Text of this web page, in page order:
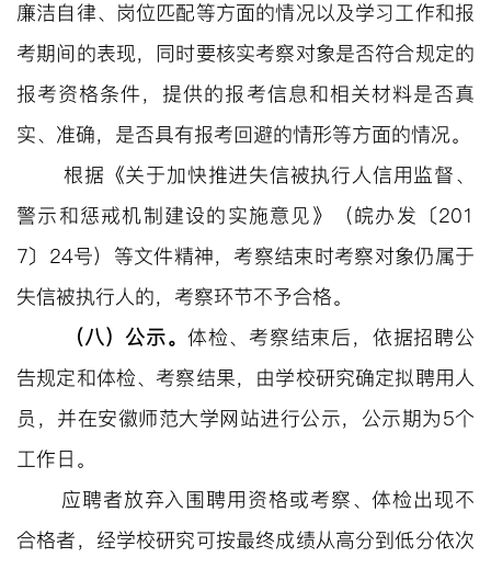
廉洁自律、岗位匹配等方面的情况以及学习工作和报
考期间的表现，同时要核实考察对象是否符合规定的
报考资格条件，提供的报考信息和相关材料是否真
实、准确，是否具有报考回避的情形等方面的情况。
根据《关于加快推进失信被执行人信用监督、
警示和惩戒机制建设的实施意见》（皖办发〔201
7〕24号）等文件精神，考察结束时考察对象仍属于
失信被执行人的，考察环节不予合格。
（八）公示。 体检、考察结束后，依据招聘公
告规定和体检、考察结果，由学校研究确定拟聘用人
员，并在安徽师范大学网站进行公示，公示期为5个
工作日。
应聘者放弃入围聘用资格或考察、体检出现不
合格者，经学校研究可按最终成绩从高分到低分依次